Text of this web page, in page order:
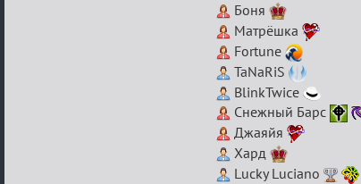
Боня
Матрёшка
Fortune
TaNaRiS
BlinkTwice
Снежный Барс
Джаяйя
Хард
Lucky Luciano